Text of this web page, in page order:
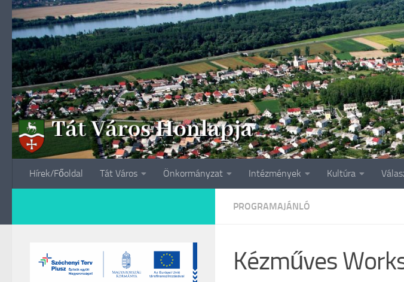
Skip to content
Hírek/Főoldal Tát Város Önkormányzat Intézmények Kultúra
PROGRAMAJÁNLÓ
Kézműves